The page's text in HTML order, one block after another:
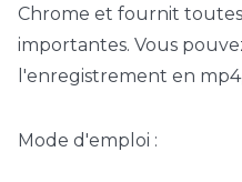
Chrome et fournit
importantes. Vous
l'enregistrement en
Mode d'emploi :